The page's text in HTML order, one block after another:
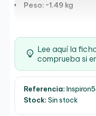
Peso: ~1.49 kg
Lee aquí la
comprueba si
Referencia:
Stock: Sin stock